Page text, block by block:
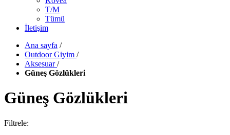
T/M
Tümü
İletişim
Ana sayfa /
Outdoor Giyim /
Aksesuar /
Güneş Gözlükleri
Güneş Gözlükleri
Filtrele: